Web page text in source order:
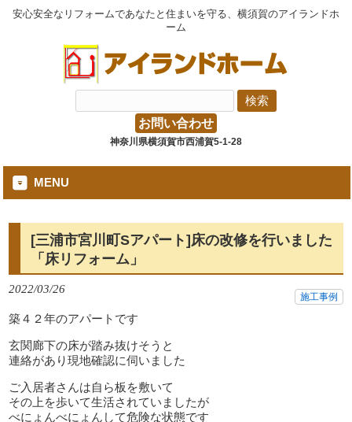
安心安全なリフォームであなたと住まいを守る、横須賀のアイランドホ
ーム
お問い合わせ
神奈川県横須賀市西浦賀5-1-28
MENU
[三浦市宮川町Sアパート]床の改修を行いました
「床リフォーム」
2022/03/26
施工事例
築４２年のアパートです
玄関廊下の床が踏み抜けそうと
連絡があり現地確認に伺いました
ご入居者さんは自ら板を敷いて
その上を歩いて生活されていましたが
べにょんべにょんして危険な状態です